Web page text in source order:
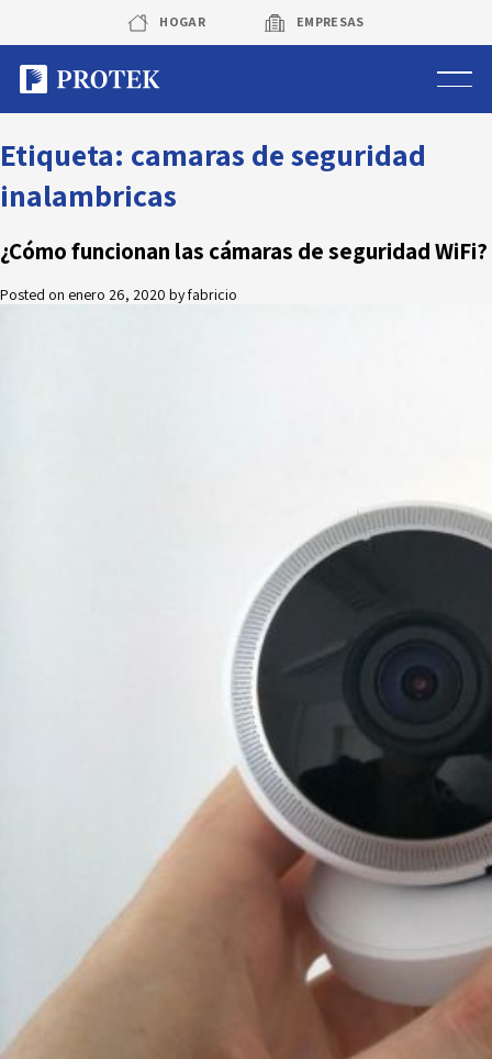
content
HOGAR EMPRESAS
Sistema de alarmas
Sistema de cámaras
Rastreo vehicular GPS
Faq
Contacto
Área de clientes
Etiqueta: camaras de seguridad
inalambricas
¿Cómo funcionan las cámaras de seguridad WiFi?
Posted on enero 26, 2020 byfabricio